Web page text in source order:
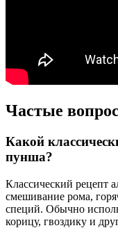
Частые
Какой
пунша?
Классический рецепт
смешивание рома,
специй. Обычно
корицу, гвоздику и